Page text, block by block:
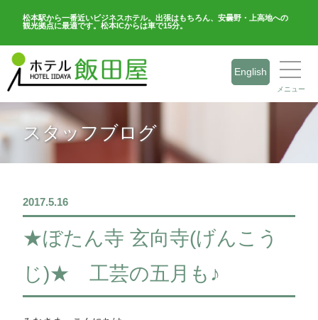
松本駅から一番近いビジネスホテル。出張はもちろん、安曇野・上高地への
観光拠点に最適です。松本ICからは車で15分。
English
メニュー
スタッフブログ
2017.5.16
★ぼたん寺 玄向寺(げんこう
じ)★ 工芸の五月も♪